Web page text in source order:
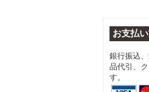
お支払
銀行振込
品代引、
す。